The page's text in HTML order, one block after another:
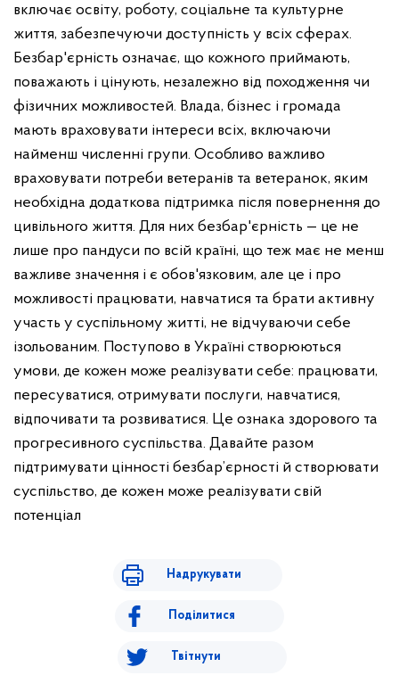
включає освіту, роботу, соціальне та культурне
життя, забезпечуючи доступність у всіх сферах.
Безбар'єрність означає, що кожного приймають,
поважають і цінують, незалежно від походження чи
фізичних можливостей. Влада, бізнес і громада
мають враховувати інтереси всіх, включаючи
найменш численні групи. Особливо важливо
враховувати потреби ветеранів та ветеранок, яким
необхідна додаткова підтримка після повернення до
цивільного життя. Для них безбар'єрність — це не
лише про пандуси по всій країні, що теж має не менш
важливе значення і є обов'язковим, але це і про
можливості працювати, навчатися та брати активну
участь у суспільному житті, не відчуваючи себе
ізольованим. Поступово в Україні створюються
умови, де кожен може реалізувати себе: працювати,
пересуватися, отримувати послуги, навчатися,
відпочивати та розвиватися. Це ознака здорового та
прогресивного суспільства. Давайте разом
підтримувати цінності безбар’єрності й створювати
суспільство, де кожен може реалізувати свій
потенціал
Надрукувати
Поділитися
Твітнути